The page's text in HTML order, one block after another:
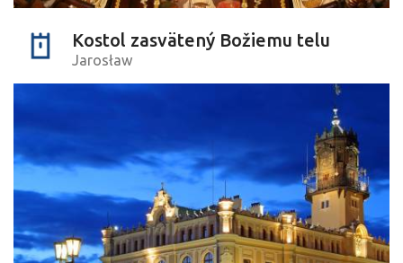
Kostol zasvätený Božiemu telu
Jarosław